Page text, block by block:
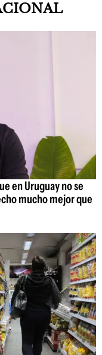
en Uruguay no se
mucho mejor que